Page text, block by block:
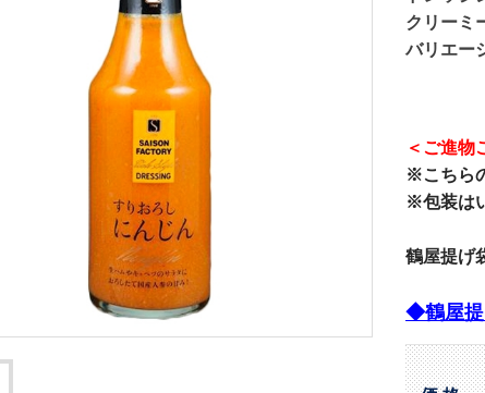
クリーミ
バリエー
＜ご進物
※こちら
※包装は
鶴屋提げ
◆鶴屋提